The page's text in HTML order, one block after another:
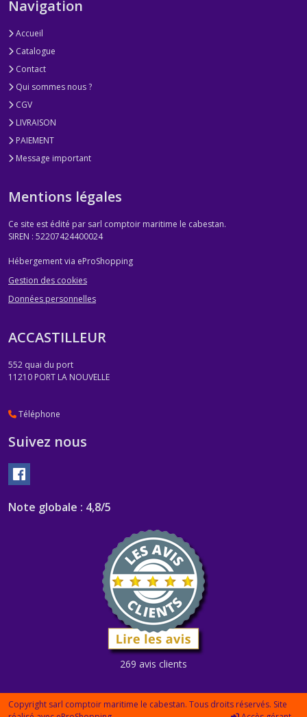
Navigation
Accueil
Catalogue
Contact
Qui sommes nous ?
CGV
LIVRAISON
PAIEMENT
Message important
Mentions légales
Ce site est édité par sarl comptoir maritime le cabestan.
SIREN : 52207424400024
Hébergement via eProShopping
Gestion des cookies
Données personnelles
ACCASTILLEUR
552 quai du port
11210 PORT LA NOUVELLE
Téléphone
Suivez nous
Note globale : 4,8/5
269 avis clients
Copyright sarl comptoir maritime le cabestan. Tous droits réservés. Site